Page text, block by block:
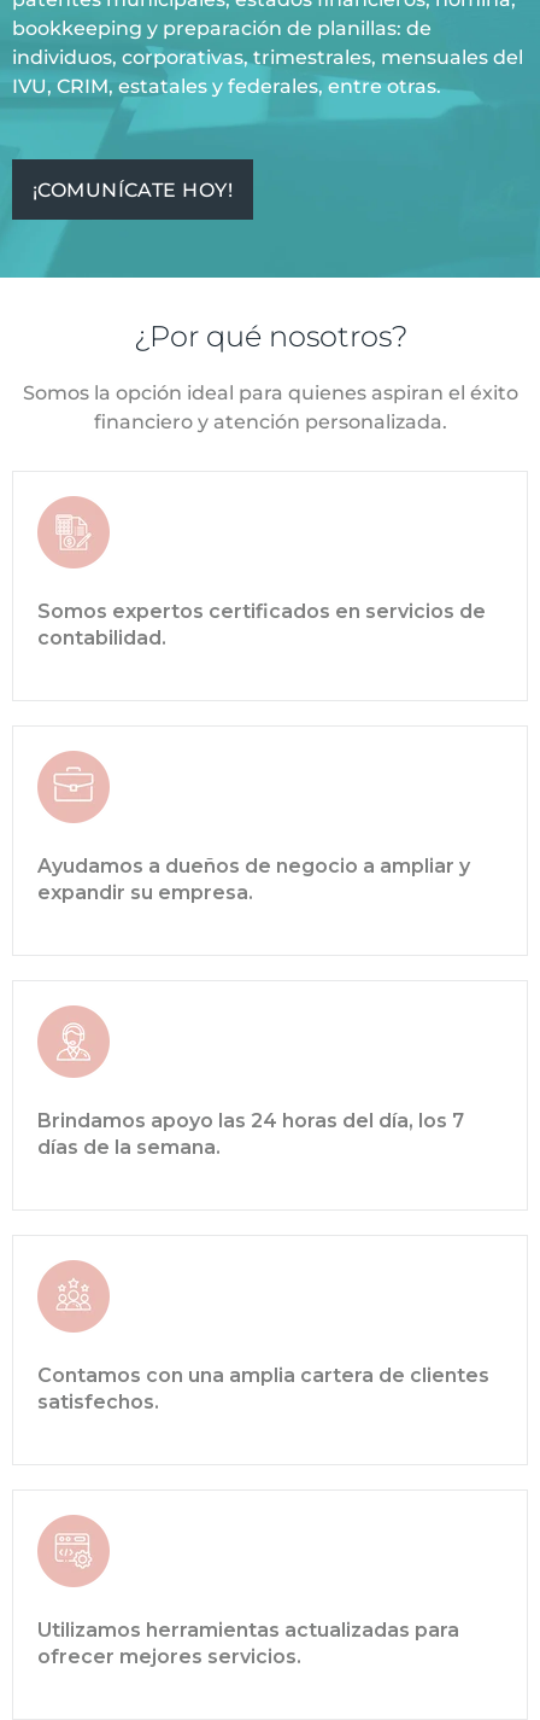
bookkeeping y preparación de planillas: de
individuos, corporativas, trimestrales, mensuales del
IVU, CRIM, estatales y federales, entre otras.
¡COMUNÍCATE HOY!
¿Por qué nosotros?
Somos la opción ideal para quienes aspiran el éxito
financiero y atención personalizada.
Somos expertos certificados en servicios de
contabilidad.
Ayudamos a dueños de negocio a ampliar y
expandir su empresa.
Brindamos apoyo las 24 horas del día, los 7
días de la semana.
Contamos con una amplia cartera de clientes
satisfechos.
Utilizamos herramientas actualizadas para
ofrecer mejores servicios.